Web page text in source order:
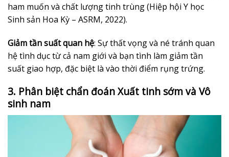
ham muốn và chất lượng tinh trùng (Hiệp hội Y học
Sinh sản Hoa Kỳ – ASRM, 2022).
Giảm tần suất quan hệ: Sự thất vọng và né tránh quan
hệ tình dục từ cả nam giới và bạn tình làm giảm tần
suất giao hợp, đặc biệt là vào thời điểm rụng trứng.
3. Phân biệt chẩn đoán Xuất tinh sớm và Vô
sinh nam